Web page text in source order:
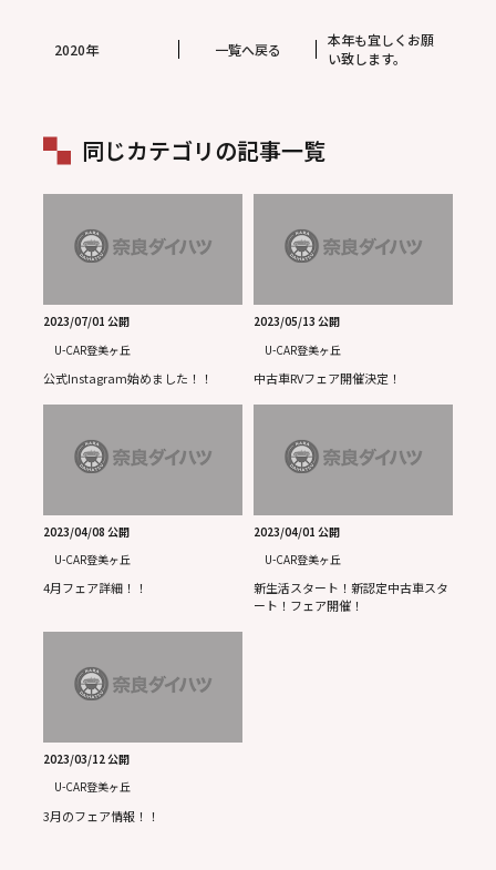
2020年 一覧へ戻る
本年も宜しくお願
い致します。
同じカテゴリの記事一覧
2023/07/01 公開
U-CAR登美ヶ丘
公式Instagram始めました！！
2023/05/13 公開
U-CAR登美ヶ丘
中古車RVフェア開催決定！
2023/04/08 公開
U-CAR登美ヶ丘
4月フェア詳細！！
2023/04/01 公開
U-CAR登美ヶ丘
新生活スタート！新認定中古車スタ
ート！フェア開催！
2023/03/12 公開
U-CAR登美ヶ丘
3月のフェア情報！！